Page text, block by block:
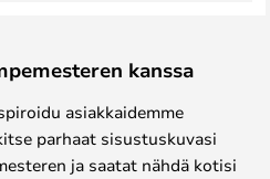
kanssa
asiakkaidemme
parhaat sisustuskuvasi
ja saatat nähdä kotisi